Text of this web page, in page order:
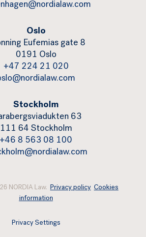
Oslo
Eufemias gate 8
0191 Oslo
+47 224 21 020
Stockholm
63
111 64 Stockholm
+46 8 563 08 100
NORDIA Law. Privacy policy Cookies
information
Privacy Settings